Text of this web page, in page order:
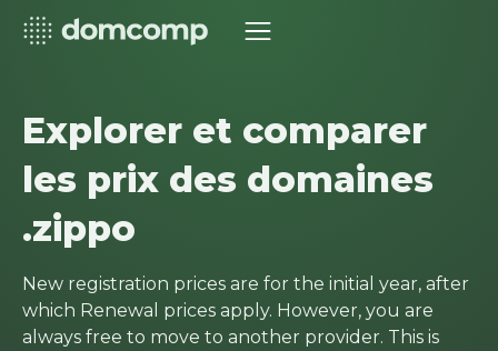
Explorer et comparer
les prix des domaines
.zippo
New registration prices are for the initial year, after
which Renewal prices apply. However, you are
always free to move to another provider. This is